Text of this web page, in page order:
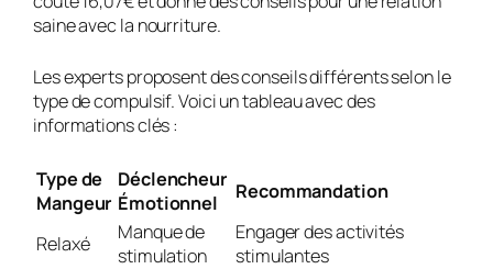
saine avec la nourriture.
Les experts proposent des conseils différents selon le
type de compulsif. Voici un tableau avec des
informations clés :
Type de
Mangeur
Déclencheur
Émotionnel
Recommandation
Relaxé
Manque de
stimulation
Engager des activités
stimulantes